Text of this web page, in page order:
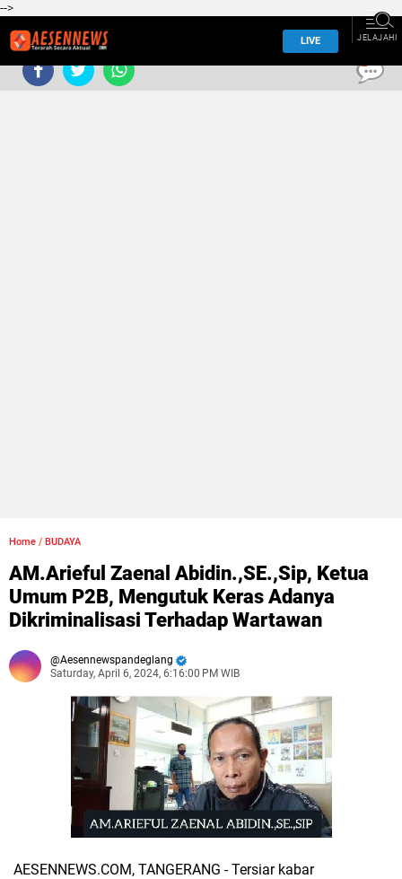
-->
LIVE JELAJAHI
Home / BUDAYA
AM.Arieful Zaenal Abidin.,SE.,Sip, Ketua
Umum P2B, Mengutuk Keras Adanya
Dikriminalisasi Terhadap Wartawan
Aesennewspandeglang
Saturday, April 6, 2024, 6:16:00 PM WIB
AESENNEWS.COM, TANGERANG - Tersiar kabar